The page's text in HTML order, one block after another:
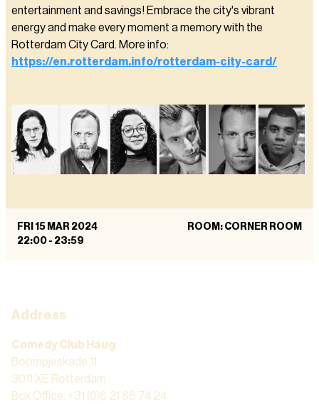
entertainment and savings! Embrace the city's vibrant
energy and make every moment a memory with the
Rotterdam City Card. More info:
https://en.rotterdam.info/rotterdam-city-card/
FRI 15 MAR 2024
22:00 - 23:59
ROOM: CORNER ROOM
Address
Comedy Club Haug
Boompjeskade 11
3011 XE Rotterdam
Box Office: +31 (0)6 21 86 74 24